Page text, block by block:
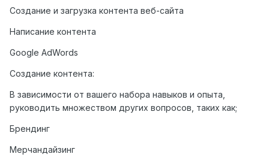
Создание и загрузка контента веб-сайта
Написание контента
Google AdWords
Создание контента:
В зависимости от вашего набора навыков и опыта,
руководить множеством других вопросов, таких как;
Брендинг
Мерчандайзинг